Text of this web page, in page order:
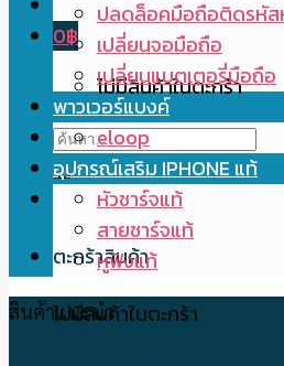
0฿
ไม่มีสินค้าในตะกร้า
ค้นหา:
ตะกร้าสินค้า
ไม่มีสินค้าในตะกร้า
ปลดล็อคมือถือติดรหัส
เปลี่ยนจอมือถือ
เปลี่ยนแบตเตอรี่มือถือ
พาวเวอร์แบงค์
eloop
อุปกรณ์เสริม IPHONE แท้
หัวชาร์จแท้
สายชาร์จแท้
หูฟังแท้
สินค้าแนะนำ